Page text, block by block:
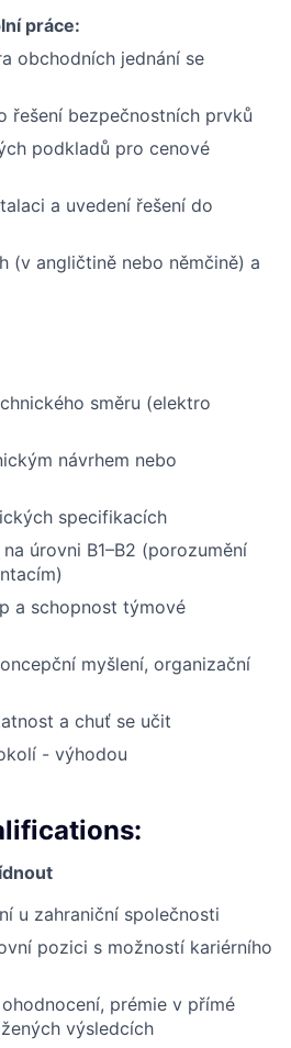
práce:
obchodních jednání se
řešení bezpečnostních prvků
podkladů pro cenové
a uvedení řešení do
(v angličtině nebo němčině) a
směru (elektro
návrhem nebo
specifikacích
úrovni B1–B2 (porozumění
a schopnost týmové
myšlení, organizační
a chuť se učit
- výhodou
u zahraniční společnosti
pozici s možností kariérního
prémie v přímé
výsledcích